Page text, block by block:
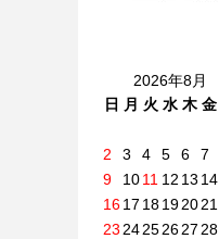
2026年8月
日
月 火 水 木 金
2
3 4 5 6 7
9
1011 12 13 14
1617 18192021
23 24252627 28